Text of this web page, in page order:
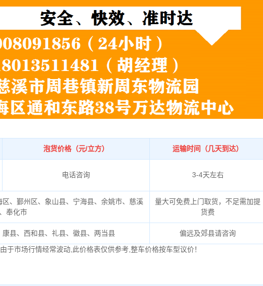
泡货价格（元/立方） 运输时间（几天到达）
电话咨询 3-4天左右
、鄞州区、象山县、宁海县、余姚市、慈溪
奉化市
量大可免费上门取货，不足需加提
货费
县、西和县、礼县、徽县、两当县
偏远及郊县请咨询
市场行情经常波动,此价格表仅供参考,整车价格按车型议价！